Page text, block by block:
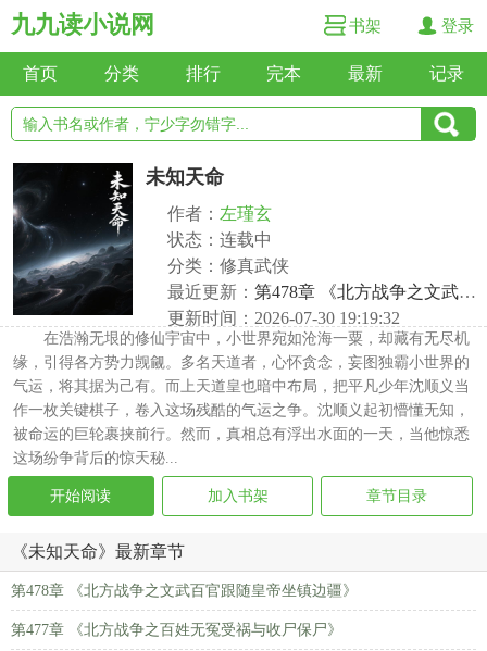
九九读小说网 书架 登录
首页 分类 排行 完本 最新 记录
未知天命
作者： 左瑾玄
状态：连载中
分类：修真武侠
最近更新： 第478章 《北方战争之文武百官跟随皇帝坐镇边疆》
更新时间：2026-07-30 19:19:32
在浩瀚无垠的修仙宇宙中，小世界宛如沧海一粟，却藏有无尽机
缘，引得各方势力觊觎。多名天道者，心怀贪念，妄图独霸小世界的
气运，将其据为己有。而上天道皇也暗中布局，把平凡少年沈顺义当
作一枚关键棋子，卷入这场残酷的气运之争。沈顺义起初懵懂无知，
被命运的巨轮裹挟前行。然而，真相总有浮出水面的一天，当他惊悉
这场纷争背后的惊天秘...
开始阅读 加入书架 章节目录
《未知天命》最新章节
第478章 《北方战争之文武百官跟随皇帝坐镇边疆》
第477章 《北方战争之百姓无冤受祸与收尸保尸》